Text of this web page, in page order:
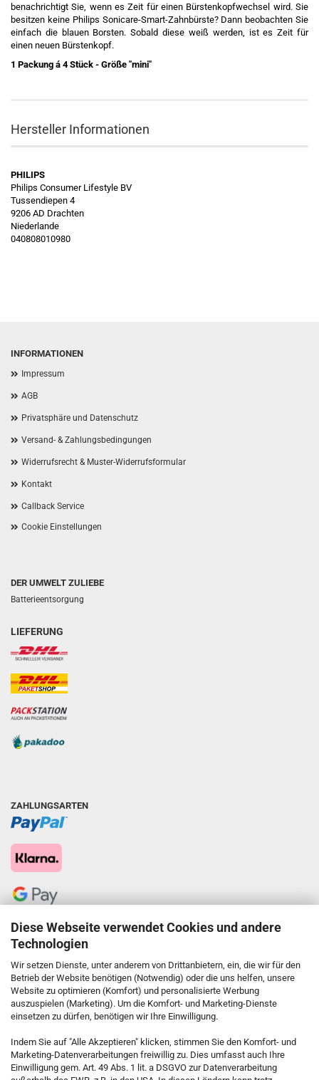
Diese Webseite verwendet Cookies und andere
Technologien
Wir setzen Dienste, unter anderem von Drittanbietern, ein, die wir für den
Betrieb der Website benötigen (Notwendig) oder die uns helfen, unsere
Website zu optimieren (Komfort) und personalisierte Werbung
auszuspielen (Marketing). Um die Komfort- und Marketing-Dienste
einsetzen zu dürfen, benötigen wir Ihre Einwilligung.
Indem Sie auf "Alle Akzeptieren" klicken, stimmen Sie den Komfort- und
Marketing-Datenverarbeitungen freiwillig zu. Dies umfasst auch Ihre
Einwilligung gem. Art. 49 Abs. 1 lit. a DSGVO zur Datenverarbeitung
benachrichtigt Sie, wenn es Zeit für einen Bürstenkopfwechsel wird. Sie
besitzen keine Philips Sonicare-Smart-Zahnbürste? Dann beobachten Sie
einfach die blauen Borsten. Sobald diese weiß werden, ist es Zeit für
einen neuen Bürstenkopf.
1 Packung á 4 Stück - Größe "mini"
Hersteller Informationen
PHILIPS
Philips Consumer Lifestyle BV
Tussendiepen 4
9206 AD Drachten
Niederlande
040808010980
INFORMATIONEN
Impressum
AGB
Privatsphäre und Datenschutz
Versand- & Zahlungsbedingungen
Widerrufsrecht & Muster-Widerrufsformular
Kontakt
Callback Service
Cookie Einstellungen
DER UMWELT ZULIEBE
Batterieentsorgung
LIEFERUNG
ZAHLUNGSARTEN
KONTAKT
Kostenfreie Service-Hotline